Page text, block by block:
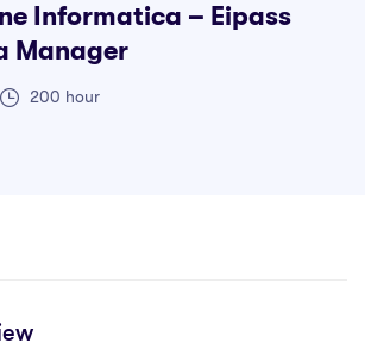
Informatica – Eipass
Manager
200 hour